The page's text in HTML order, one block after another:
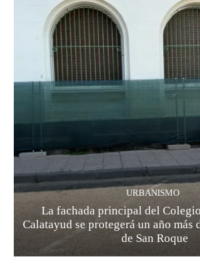
URBANISMO
La fachada principal del
Calatayud se protegerá un año más
de San Roque